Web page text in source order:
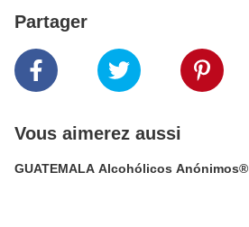
Partager
Vous aimerez aussi
GUATEMALA Alcohólicos Anónimos®